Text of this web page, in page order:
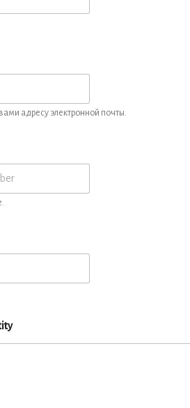
адресу электронной почты.